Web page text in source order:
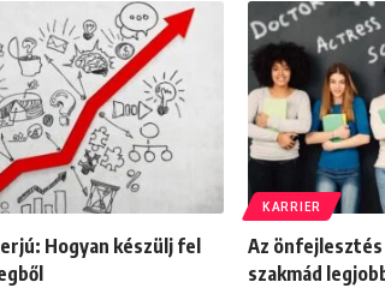
Hogyan készülj fel
KARRIER
Az önfejlesztés
szakmád